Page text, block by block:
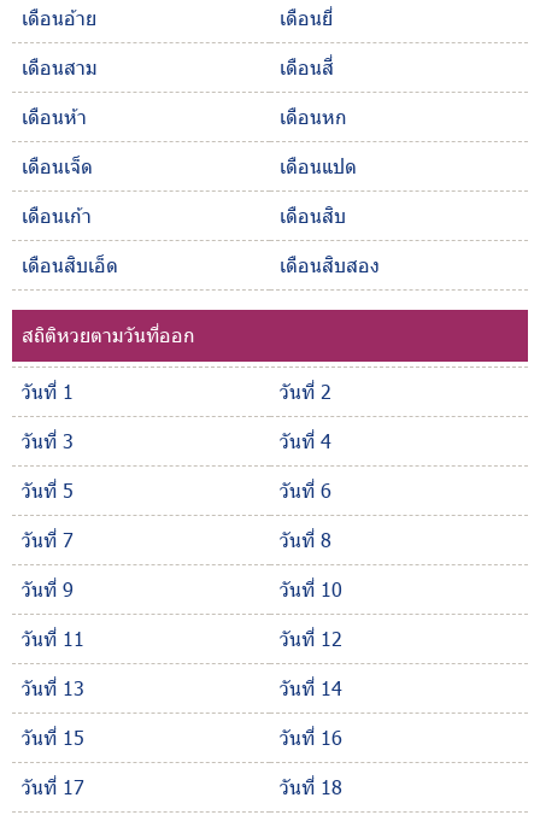
เดือนอ้าย
เดือนยี่
เดือนสาม
เดือนสี่
เดือนห้า
เดือนหก
เดือนเจ็ด
เดือนแปด
เดือนเก้า
เดือนสิบ
เดือนสิบเอ็ด
เดือนสิบสอง
สถิติหวยตามวันที่ออก
วันที่ 1
วันที่ 2
วันที่ 3
วันที่ 4
วันที่ 5
วันที่ 6
วันที่ 7
วันที่ 8
วันที่ 9
วันที่ 10
วันที่ 11
วันที่ 12
วันที่ 13
วันที่ 14
วันที่ 15
วันที่ 16
วันที่ 17
วันที่ 18